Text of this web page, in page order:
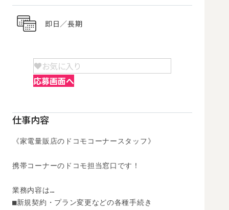
即日／長期
お気に入り
応募画面へ
仕事内容
《家電量販店のドコモコーナースタッフ》
携帯コーナーのドコモ担当窓口です！
業務内容は…
■新規契約・プラン変更などの各種手続き